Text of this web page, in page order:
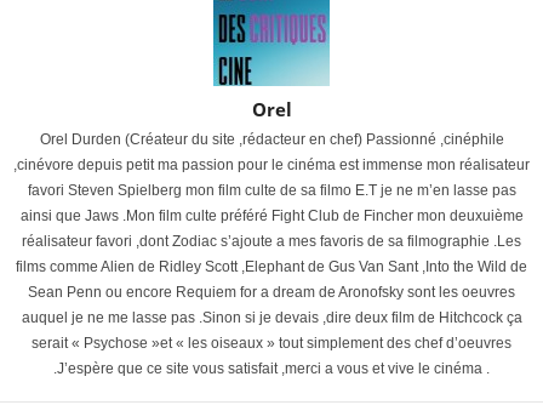
Orel
Orel Durden (Créateur du site ,rédacteur en chef) Passionné ,cinéphile
,cinévore depuis petit ma passion pour le cinéma est immense mon réalisateur
favori Steven Spielberg mon film culte de sa filmo E.T je ne m’en lasse pas
ainsi que Jaws .Mon film culte préféré Fight Club de Fincher mon deuxuième
réalisateur favori ,dont Zodiac s’ajoute a mes favoris de sa filmographie .Les
films comme Alien de Ridley Scott ,Elephant de Gus Van Sant ,Into the Wild de
Sean Penn ou encore Requiem for a dream de Aronofsky sont les oeuvres
auquel je ne me lasse pas .Sinon si je devais ,dire deux film de Hitchcock ça
serait « Psychose »et « les oiseaux » tout simplement des chef d’oeuvres
.J’espère que ce site vous satisfait ,merci a vous et vive le cinéma .